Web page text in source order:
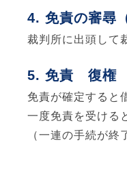
免責の審尋
裁判所に出頭して
免責 復権
免責が確定すると
一度免責を受ける
（一連の手続が終